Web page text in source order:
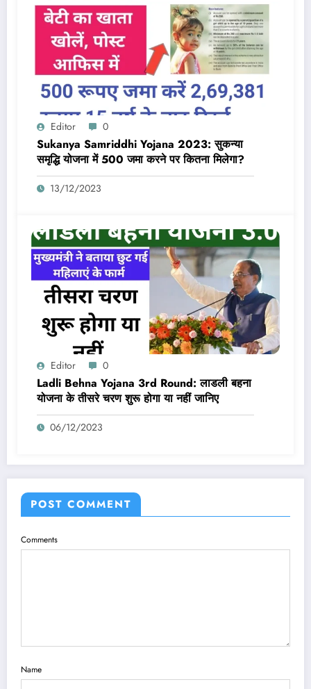
Editor 0
Sukanya Samriddhi Yojana 2023: सुकन्या
समृद्धि योजना में 500 जमा करने पर कितना मिलेगा?
13/12/2023
Editor 0
Ladli Behna Yojana 3rd Round: लाडली बहना
योजना के तीसरे चरण शुरू होगा या नहीं जानिए
06/12/2023
POST COMMENT
Comments
Name